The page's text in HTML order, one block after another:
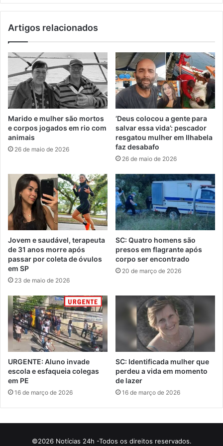
Artigos relacionados
Marido e mulher são mortos
e corpos jogados em rio com
animais
26 de maio de 2026
‘Deus colocou a gente para
salvar essa vida’: pescador
resgatou mulher em Ilhabela
faz desabafo
26 de maio de 2026
Jovem e saudável, terapeuta
de 31 anos morre após
passar por coleta de óvulos
em SP
23 de maio de 2026
SC: Quatro homens são
presos em flagrante após
corpo ser encontrado
20 de março de 2026
URGENTE: Aluno invade
escola e esfaqueia colegas
em PE
16 de março de 2026
SC: Identificada mulher que
perdeu a vida em momento
de lazer
16 de março de 2026
©2026 Notícias 24h -Todos os direitos reservados.